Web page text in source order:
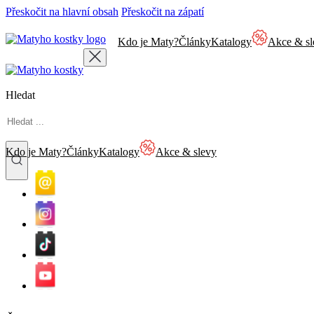
Přeskočit na hlavní obsah Přeskočit na zápatí
Kdo je Maty?ČlánkyKatalogy Akce &
Hledat
Kdo je Maty?ČlánkyKatalogy Akce & slevy